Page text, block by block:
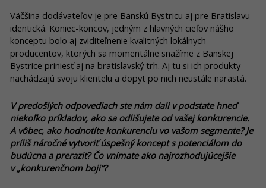
Väčšina dodávateľov je pre Banskú Bystricu aj pre Bratislavu
identická. Koniec-koncov, jedným z hlavných cieľov nášho
konceptu bolo aj zviditeľnenie kvalitných lokálnych
producentov, ktorých sa momentálne snažíme z Banskej
Bystrice priniesť aj na bratislavský trh. Aj tu si ich produkty
nachádzajú svoju klientelu a dopyt po nich neustále narastá.
V predošlých odpovediach ste nám dali v podstate hneď
niekoľko príkladov, ako sa odlišujete od vašej konkurencie.
A vôbec, ako hodnotíte konkurenciu vo vašom segmente? Je
príliš náročné vytvoriť úspešný koncept s potenciálom do
budúcna a preraziť? Čo vnímate ako najrozhodujúcejšie
v „konkurenčnom boji“?